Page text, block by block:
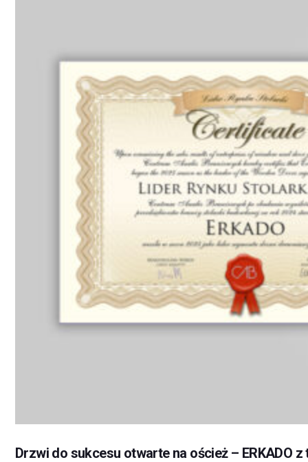
Drzwi do sukcesu otwarte na oścież – ERKADO